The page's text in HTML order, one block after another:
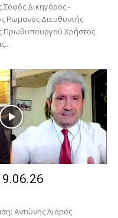
Σοφός Δικηγόρος -
Ρωμανός Διευθυντής
Πρωθυπουργού Χρήστος
Αντώνης Λιάρος